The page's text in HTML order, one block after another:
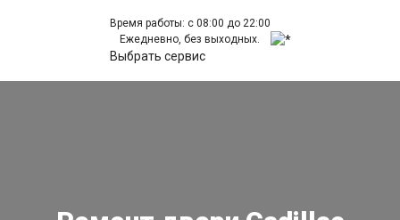
Время работы: с 08:00 до 22:00
Ежедневно, без выходных.
Выбрать сервис